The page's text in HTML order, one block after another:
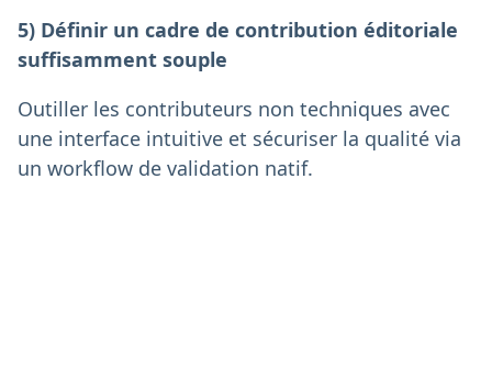
5) Définir un cadre de contribution éditoriale
suffisamment souple
Outiller les contributeurs non techniques avec
une interface intuitive et sécuriser la qualité via
un workflow de validation natif.